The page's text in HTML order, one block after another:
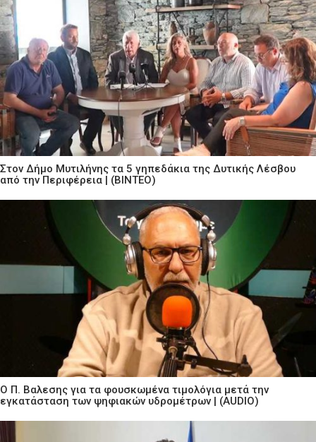
Στον Δήμο Μυτιλήνης τα 5 γηπεδάκια της Δυτικής Λέσβου
από την Περιφέρεια | (ΒΙΝΤΕΟ)
Ο Π. Βαλεσης για τα φουσκωμένα τιμολόγια μετά την
εγκατάσταση των ψηφιακών υδρομέτρων | (AUDIO)